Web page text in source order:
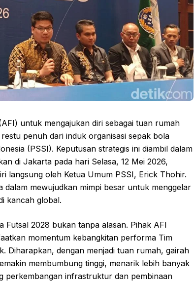
untuk mengajukan diri sebagai tuan rumah
penuh dari induk organisasi sepak bola
(PSSI). Keputusan strategis ini diambil dalam
di Jakarta pada hari Selasa, 12 Mei 2026,
langsung oleh Ketua Umum PSSI, Erick Thohir.
dalam mewujudkan mimpi besar untuk menggelar
kancah global.
Futsal 2028 bukan tanpa alasan. Pihak AFI
momentum kebangkitan performa Tim
Diharapkan, dengan menjadi tuan rumah, gairah
membumbung tinggi, menarik lebih banyak
perkembangan infrastruktur dan pembinaan